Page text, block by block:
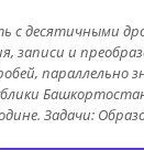
с десятичными
записи и
параллельно
Задачи: